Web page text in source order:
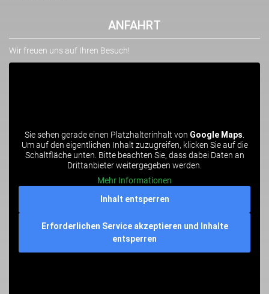
ANFAHRT
Wir freuen uns auf Ihren Besuch!
Sie sehen gerade einen Platzhalterinhalt von Google Maps.
Um auf den eigentlichen Inhalt zuzugreifen, klicken Sie auf die
Schaltfläche unten. Bitte beachten Sie, dass dabei Daten an
Drittanbieter weitergegeben werden.
Mehr Informationen
Inhalt entsperren
Erforderlichen Service akzeptieren und Inhalte
entsperren